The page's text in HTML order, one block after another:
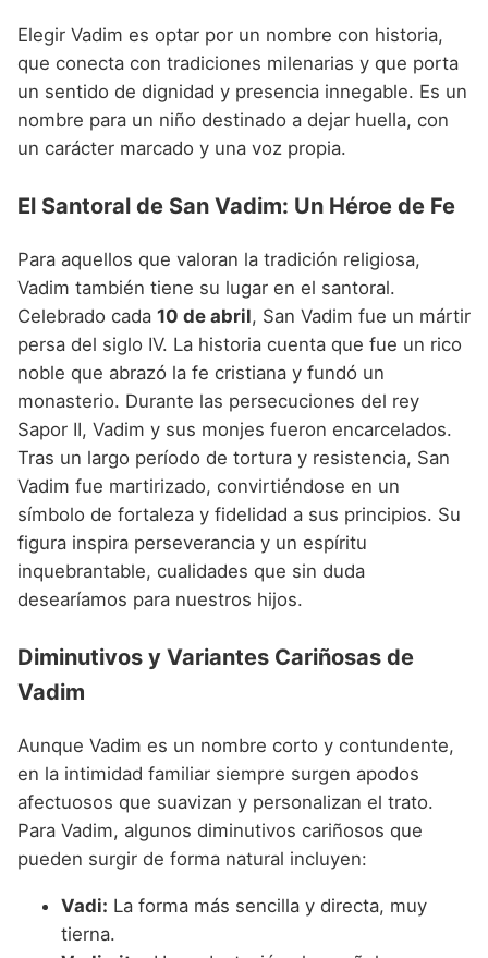
Elegir Vadim es optar por un nombre con historia,
que conecta con tradiciones milenarias y que porta
un sentido de dignidad y presencia innegable. Es un
nombre para un niño destinado a dejar huella, con
un carácter marcado y una voz propia.
El Santoral de San Vadim: Un Héroe de Fe
Para aquellos que valoran la tradición religiosa,
Vadim también tiene su lugar en el santoral.
Celebrado cada 10 de abril, San Vadim fue un mártir
persa del siglo IV. La historia cuenta que fue un rico
noble que abrazó la fe cristiana y fundó un
monasterio. Durante las persecuciones del rey
Sapor II, Vadim y sus monjes fueron encarcelados.
Tras un largo período de tortura y resistencia, San
Vadim fue martirizado, convirtiéndose en un
símbolo de fortaleza y fidelidad a sus principios. Su
figura inspira perseverancia y un espíritu
inquebrantable, cualidades que sin duda
desearíamos para nuestros hijos.
Diminutivos y Variantes Cariñosas de
Vadim
Aunque Vadim es un nombre corto y contundente,
en la intimidad familiar siempre surgen apodos
afectuosos que suavizan y personalizan el trato.
Para Vadim, algunos diminutivos cariñosos que
pueden surgir de forma natural incluyen:
Vadi: La forma más sencilla y directa, muy
tierna.